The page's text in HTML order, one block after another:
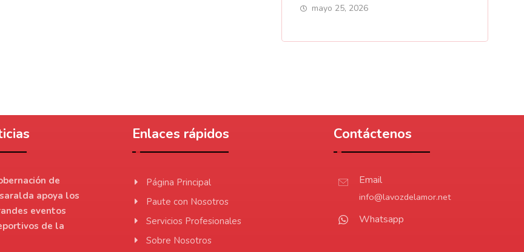
mayo 25, 2026
de
apoya los
eventos
de la
Enlaces rápidos
Página Principal
Paute con Nosotros
Servicios Profesionales
Sobre Nosotros
Contáctenos
Email
info@lavozdelamor.net
Whatsapp